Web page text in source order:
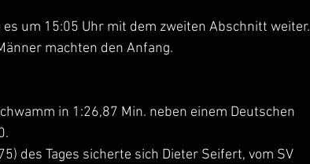
um 15:05 Uhr mit dem zweiten Abschnitt weiter.
machten den Anfang.
in 1:26,87 Min. neben einem Deutschen
des Tages sicherte sich Dieter Seifert, vom SV